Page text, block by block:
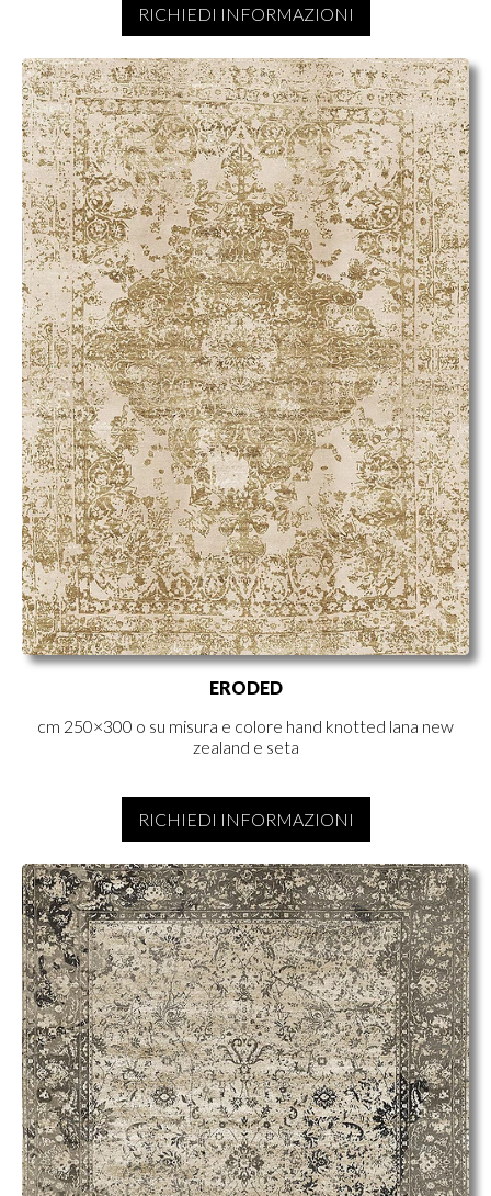
RICHIEDI INFORMAZIONI
ERODED
cm 250×300 o su misura e colore hand knotted lana new
zealand e seta
RICHIEDI INFORMAZIONI